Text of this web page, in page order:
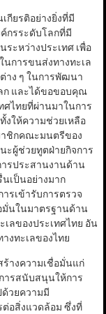
กียรติอย่างยิ่งที่มี
กรระดับโลกที่มี
ะหว่างประเทศ เพื่อ
การขนส่งทางทะเล
าง ๆ ในการพัฒนา
ก และได้ขอขอบคุณ
ศไทยที่ผ่านมาในการ
ให้ความช่วยเหลือ
าชิกคณะมนตรีของ
ะผู้ช่วยทูตฝ่ายกิจการ
ารประสานงานด้าน
นเป็นอย่างมาก
รเข้ารับการตรวจ
มั่นในมาตรฐานด้าน
ลของประเทศไทย อัน
งทะเลของไทย
ร้างความเชื่อมั่นแก่
การสนับสนุนให้การ
วยความมี
อสิ่งแวดล้อม ซึ่งที่